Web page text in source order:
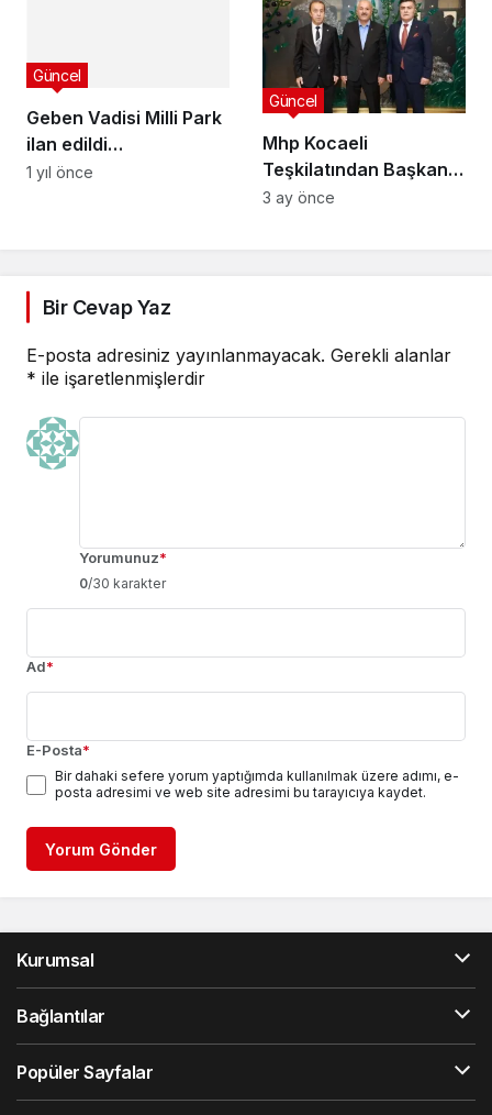
Geben Vadisi Milli Park
ilan edildi…
Güncel
1 yıl önce
Mhp Kocaeli
Teşkilatından Başkan
Büyükgöz’e Ziyaret
Güncel
3 ay önce
Bir Cevap Yaz
E-posta adresiniz yayınlanmayacak. Gerekli alanlar
* ile işaretlenmişlerdir
Yorumunuz*
0/30 karakter
Ad*
E-Posta*
Bir dahaki sefere yorum yaptığımda kullanılmak üzere adımı, e-
posta adresimi ve web site adresimi bu tarayıcıya kaydet.
Yorum Gönder
Kurumsal
Bağlantılar
Popüler Sayfalar